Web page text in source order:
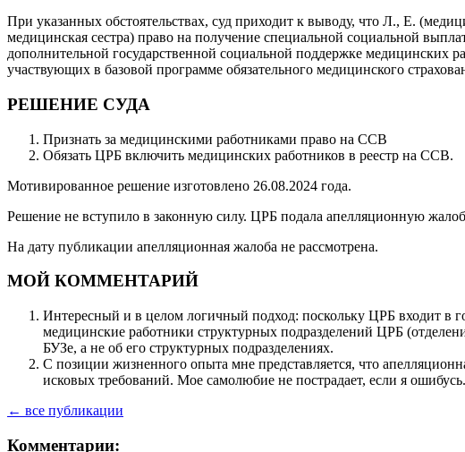
При указанных обстоятельствах, суд приходит к выводу, что Л., Е.
медицинская сестра) право на получение специальной социальной
дополнительной государственной социальной поддержке медицинских
участвующих в базовой программе обязательного медицинского
РЕШЕНИЕ СУДА
Признать за медицинскими работниками право на ССВ
Обязать ЦРБ включить медицинских работников в реестр на ССВ.
Мотивированное решение изготовлено 26.08.2024 года.
Решение не вступило в законную силу. ЦРБ подала апелляционную
На дату публикации апелляционная жалоба не рассмотрена.
МОЙ КОММЕНТАРИЙ
Интересный и в целом логичный подход: поскольку ЦРБ входит в
медицинские работники структурных подразделений ЦРБ
БУЗе, а не об его структурных подразделениях.
С позиции жизненного опыта мне представляется, что
исковых требований. Мое самолюбие не пострадает, если я
← все публикации
Комментарии: